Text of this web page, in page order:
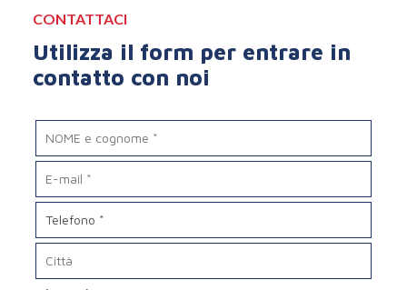
CONTATTACI
Utilizza il form per entrare in
contatto con noi